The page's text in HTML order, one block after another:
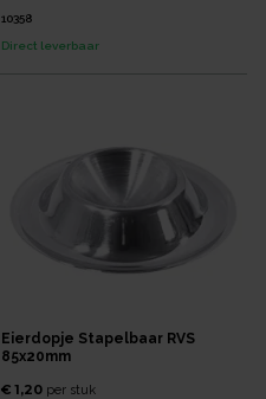
10358
Direct leverbaar
Eierdopje Stapelbaar RVS
85x20mm
€ 1,20 per stuk